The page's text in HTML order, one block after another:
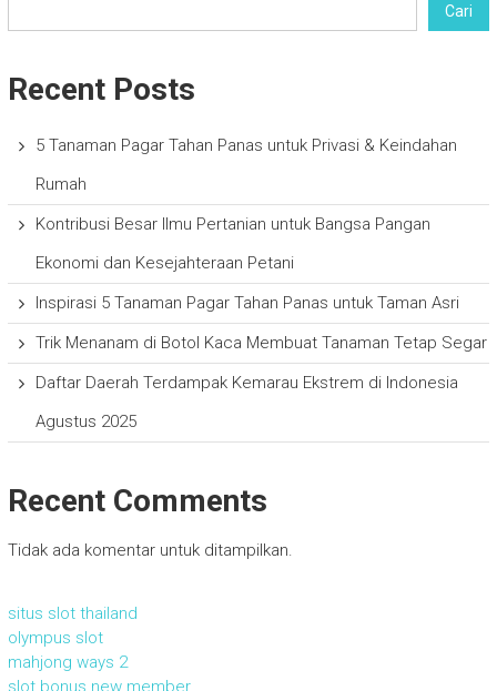
Cari
Recent Posts
5 Tanaman Pagar Tahan Panas untuk Privasi & Keindahan
Rumah
Kontribusi Besar Ilmu Pertanian untuk Bangsa Pangan
Ekonomi dan Kesejahteraan Petani
Inspirasi 5 Tanaman Pagar Tahan Panas untuk Taman Asri
Trik Menanam di Botol Kaca Membuat Tanaman Tetap Segar
Daftar Daerah Terdampak Kemarau Ekstrem di Indonesia
Agustus 2025
Recent Comments
Tidak ada komentar untuk ditampilkan.
situs slot thailand
olympus slot
mahjong ways 2